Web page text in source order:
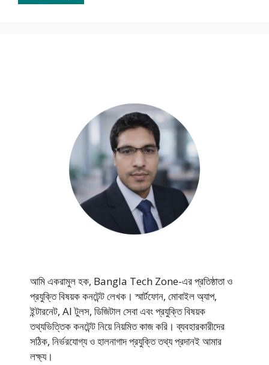
আমি একরামুল হক, Bangla Tech Zone-এর প্রতিষ্ঠাতা ও
প্রযুক্তি বিষয়ক কনটেন্ট লেখক। স্মার্টফোন, মোবাইল অ্যাপ,
ইন্টারনেট, AI টুলস, ডিজিটাল সেবা এবং প্রযুক্তি বিষয়ক
তথ্যভিত্তিক কনটেন্ট নিয়ে নিয়মিত কাজ করি। ব্যবহারকারীদের
সঠিক, নির্ভরযোগ্য ও হালনাগাদ প্রযুক্তি তথ্য প্রদানই আমার
লক্ষ্য।